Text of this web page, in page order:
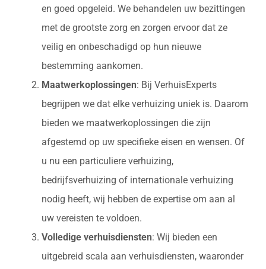
en goed opgeleid. We behandelen uw bezittingen
met de grootste zorg en zorgen ervoor dat ze
veilig en onbeschadigd op hun nieuwe
bestemming aankomen.
Maatwerkoplossingen: Bij VerhuisExperts
begrijpen we dat elke verhuizing uniek is. Daarom
bieden we maatwerkoplossingen die zijn
afgestemd op uw specifieke eisen en wensen. Of
u nu een particuliere verhuizing,
bedrijfsverhuizing of internationale verhuizing
nodig heeft, wij hebben de expertise om aan al
uw vereisten te voldoen.
Volledige verhuisdiensten: Wij bieden een
uitgebreid scala aan verhuisdiensten, waaronder